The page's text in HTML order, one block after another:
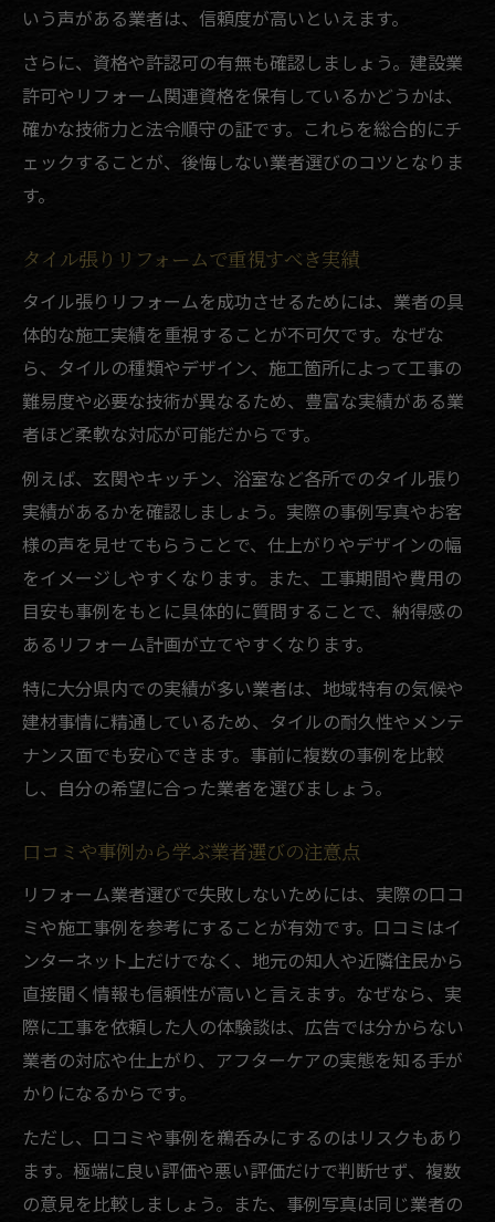
いう声がある業者は、信頼度が高いといえます。
さらに、資格や許認可の有無も確認しましょう。建設業
許可やリフォーム関連資格を保有しているかどうかは、
確かな技術力と法令順守の証です。これらを総合的にチ
ェックすることが、後悔しない業者選びのコツとなりま
す。
タイル張りリフォームで重視すべき実績
タイル張りリフォームを成功させるためには、業者の具
体的な施工実績を重視することが不可欠です。なぜな
ら、タイルの種類やデザイン、施工箇所によって工事の
難易度や必要な技術が異なるため、豊富な実績がある業
者ほど柔軟な対応が可能だからです。
例えば、玄関やキッチン、浴室など各所でのタイル張り
実績があるかを確認しましょう。実際の事例写真やお客
様の声を見せてもらうことで、仕上がりやデザインの幅
をイメージしやすくなります。また、工事期間や費用の
目安も事例をもとに具体的に質問することで、納得感の
あるリフォーム計画が立てやすくなります。
特に大分県内での実績が多い業者は、地域特有の気候や
建材事情に精通しているため、タイルの耐久性やメンテ
ナンス面でも安心できます。事前に複数の事例を比較
し、自分の希望に合った業者を選びましょう。
口コミや事例から学ぶ業者選びの注意点
リフォーム業者選びで失敗しないためには、実際の口コ
ミや施工事例を参考にすることが有効です。口コミはイ
ンターネット上だけでなく、地元の知人や近隣住民から
直接聞く情報も信頼性が高いと言えます。なぜなら、実
際に工事を依頼した人の体験談は、広告では分からない
業者の対応や仕上がり、アフターケアの実態を知る手が
かりになるからです。
ただし、口コミや事例を鵜呑みにするのはリスクもあり
ます。極端に良い評価や悪い評価だけで判断せず、複数
の意見を比較しましょう。また、事例写真は同じ業者の